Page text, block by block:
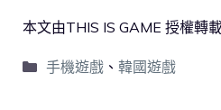
本文由THIS IS GAME 授權轉
手機遊戲、 韓國遊戲